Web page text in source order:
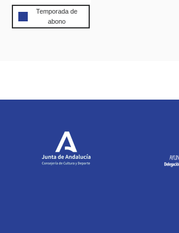
Temporada de
abono